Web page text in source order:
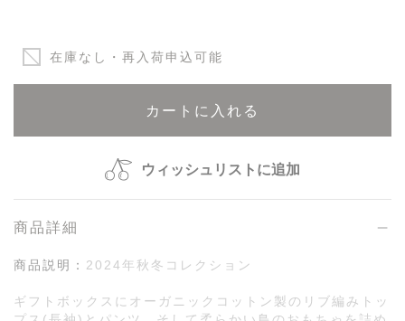
在庫なし・再入荷申込可能
カートに入れる
ウィッシュリストに追加
商品詳細
商品説明： 2024年秋冬コレクション
ギフトボックスにオーガニックコットン製のリブ編みトッ